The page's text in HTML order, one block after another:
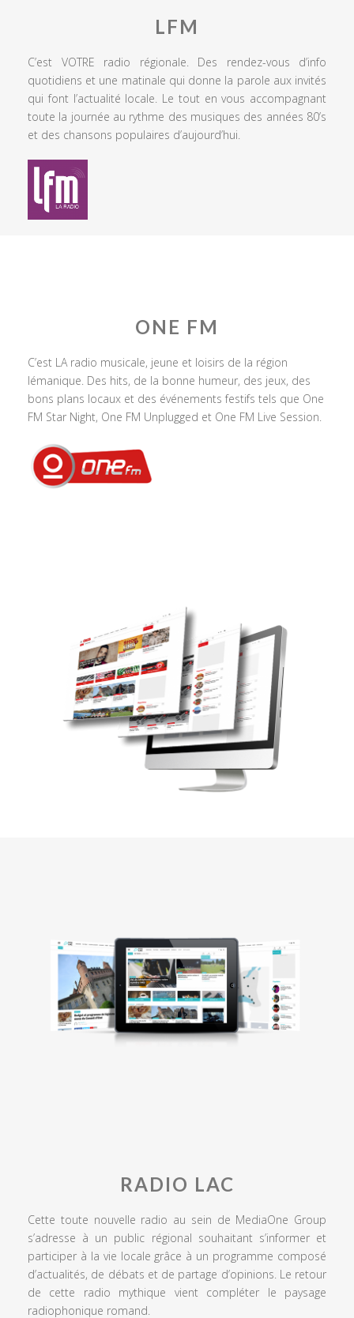
LFM
C’est VOTRE radio régionale. Des rendez-vous d’info
quotidiens et une matinale qui donne la parole aux invités
qui font l’actualité locale. Le tout en vous accompagnant
toute la journée au rythme des musiques des années 80’s
et des chansons populaires d’aujourd’hui.
ONE FM
C’est LA radio musicale, jeune et loisirs de la région
lémanique. Des hits, de la bonne humeur, des jeux, des
bons plans locaux et des événements festifs tels que One
FM Star Night, One FM Unplugged et One FM Live Session.
RADIO LAC
Cette toute nouvelle radio au sein de MediaOne Group
s’adresse à un public régional souhaitant s’informer et
participer à la vie locale grâce à un programme composé
d’actualités, de débats et de partage d’opinions. Le retour
de cette radio mythique vient compléter le paysage
radiophonique romand.